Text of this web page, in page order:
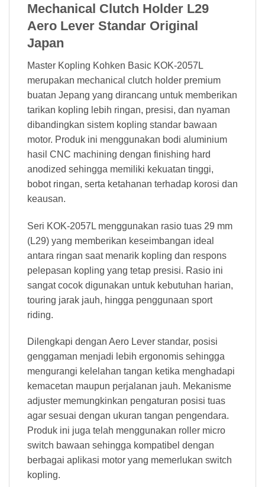
Mechanical Clutch Holder L29
Aero Lever Standar Original
Japan
Master Kopling Kohken Basic KOK-2057L
merupakan mechanical clutch holder premium
buatan Jepang yang dirancang untuk memberikan
tarikan kopling lebih ringan, presisi, dan nyaman
dibandingkan sistem kopling standar bawaan
motor. Produk ini menggunakan bodi aluminium
hasil CNC machining dengan finishing hard
anodized sehingga memiliki kekuatan tinggi,
bobot ringan, serta ketahanan terhadap korosi dan
keausan.
Seri KOK-2057L menggunakan rasio tuas 29 mm
(L29) yang memberikan keseimbangan ideal
antara ringan saat menarik kopling dan respons
pelepasan kopling yang tetap presisi. Rasio ini
sangat cocok digunakan untuk kebutuhan harian,
touring jarak jauh, hingga penggunaan sport
riding.
Dilengkapi dengan Aero Lever standar, posisi
genggaman menjadi lebih ergonomis sehingga
mengurangi kelelahan tangan ketika menghadapi
kemacetan maupun perjalanan jauh. Mekanisme
adjuster memungkinkan pengaturan posisi tuas
agar sesuai dengan ukuran tangan pengendara.
Produk ini juga telah menggunakan roller micro
switch bawaan sehingga kompatibel dengan
berbagai aplikasi motor yang memerlukan switch
kopling.